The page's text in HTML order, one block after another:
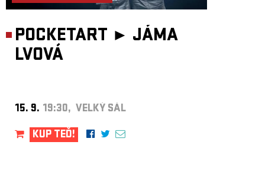
POCKETART ► JÁMA
LVOVÁ
15. 9. 19:30, VELKÝ SÁL
KUP TEĎ!